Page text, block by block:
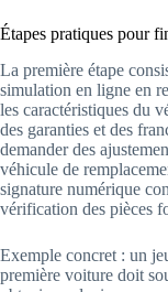
Étapes pratiques pour
La première étape
simulation en ligne en
les caractéristiques du
des garanties et des
demander des
véhicule de
signature numérique
vérification des pièces
Exemple concret : un
première voiture doit